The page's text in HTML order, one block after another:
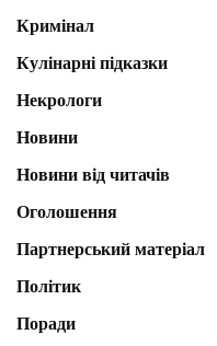
Кримінал
Кулінарні підказки
Некрологи
Новини
Новини від читачів
Оголошення
Партнерський матеріал
Політик
Поради